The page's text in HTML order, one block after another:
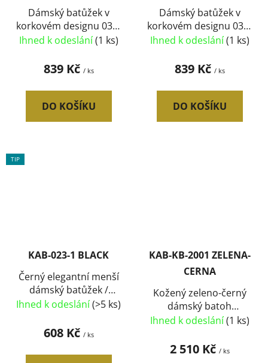
Dámský batůžek v
korkovém designu 032-
1 typ9
Ihned k odeslání(1 ks)
839 Kč / ks
DO KOŠÍKU
Dámský batůžek v
korkovém designu 032-
1 typ2
Ihned k odeslání(1 ks)
839 Kč / ks
DO KOŠÍKU
TIP
KAB-023-1 BLACK
Černý elegantní menší
dámský batůžek /
kabelka
Ihned k odeslání(>5 ks)
608 Kč / ks
KAB-KB-2001 ZELENA-
CERNA
Kožený zeleno-černý
dámský batoh
Florence
Ihned k odeslání(1 ks)
2 510 Kč / ks